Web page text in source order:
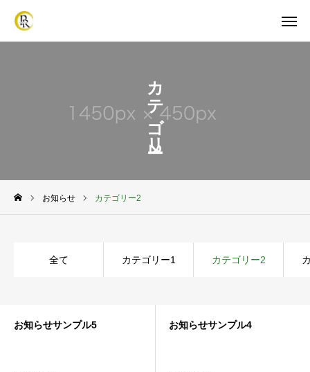
カテゴリー2
お知らせ カテゴリー2
全て カテゴリー1 カテゴリー2
お知らせサンプル5 お知らせサンプル4
施工メニュー
会社概要